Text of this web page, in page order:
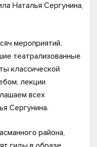
Наталья Сергунина,
мероприятий.
театрализованные
классической
лекции
всех
Сергунина.
района,